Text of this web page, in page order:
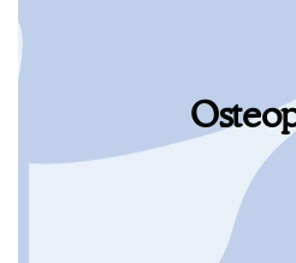
Trovare, investire e
proprio benessere, alla
propria felicità è
stare bene. C’è
che possano
insieme.